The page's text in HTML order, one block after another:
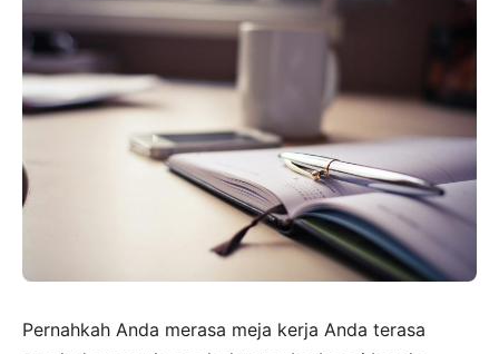
Pernahkah Anda merasa meja kerja Anda terasa